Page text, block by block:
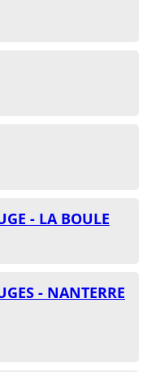
- LA BOULE
- NANTERRE